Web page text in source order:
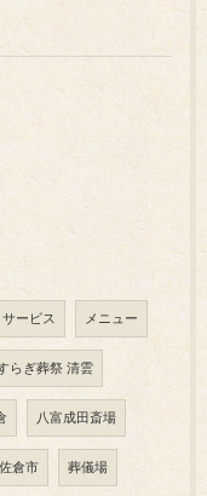
サービス メニュー
らぎ葬祭 清雲
八富成田斎場
佐倉市 葬儀場